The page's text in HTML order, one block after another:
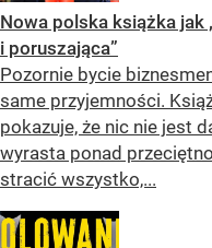
Nowa polska książka jak
i poruszająca”
Pozornie bycie
same przyjemności.
pokazuje, że nic nie jest
wyrasta ponad
stracić wszystko,...